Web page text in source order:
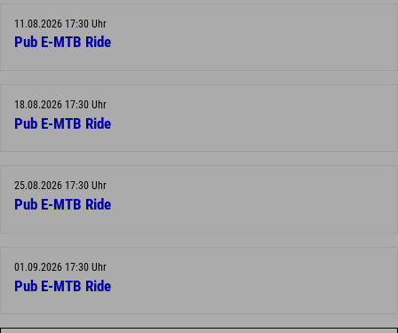
11.08.2026 17:30 Uhr
Pub E-MTB Ride
18.08.2026 17:30 Uhr
Pub E-MTB Ride
25.08.2026 17:30 Uhr
Pub E-MTB Ride
01.09.2026 17:30 Uhr
Pub E-MTB Ride